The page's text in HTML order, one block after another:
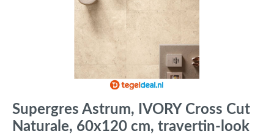
Supergres Astrum, IVORY Cross Cut
Naturale, 60x120 cm, travertin-look